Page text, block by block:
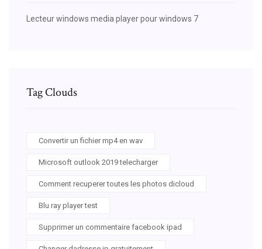
Lecteur windows media player pour windows 7
Tag Clouds
Convertir un fichier mp4 en wav
Microsoft outlook 2019 telecharger
Comment recuperer toutes les photos dicloud
Blu ray player test
Supprimer un commentaire facebook ipad